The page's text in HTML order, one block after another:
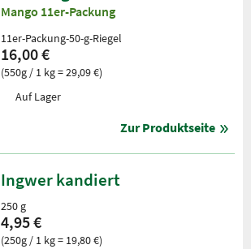
Mango 11er-Packung
11er-Packung-50-g-Riegel
16,00 €
(550g / 1 kg = 29,09 €)
Auf Lager
Zur Produktseite
Ingwer kandiert
250 g
4,95 €
(250g / 1 kg = 19,80 €)